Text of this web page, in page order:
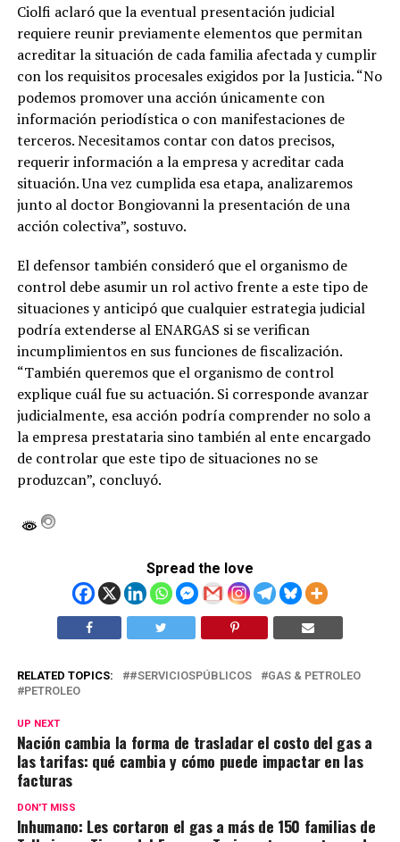
Ciolfi aclaró que la eventual presentación judicial
requiere reunir previamente elementos que permitan
acreditar la situación de cada familia afectada y cumplir
con los requisitos procesales exigidos por la Justicia. “No
podemos promover una acción únicamente con
información periodística o con manifestaciones de
terceros. Necesitamos contar con datos precisos,
requerir información a la empresa y acreditar cada
situación. Una vez cumplida esa etapa, analizaremos
junto al doctor Bongiovanni la presentación de una
acción colectiva”, sostuvo.
El defensor también consideró que el organismo de
control debe asumir un rol activo frente a este tipo de
situaciones y anticipó que cualquier estrategia judicial
podría extenderse al ENARGAS si se verifican
incumplimientos en sus funciones de fiscalización.
“También queremos que el organismo de control
explique cuál fue su actuación. Si corresponde avanzar
judicialmente, esa acción podría comprender no solo a
la empresa prestataria sino también al ente encargado
de controlar que este tipo de situaciones no se
produzcan”, concluyó.
Spread the love
RELATED TOPICS: #SERVICIOSPÚBLICOS
GAS & PETROLEO
PETROLEO
UP NEXT
Nación cambia la forma de trasladar el costo del gas a
las tarifas: qué cambia y cómo puede impactar en las
facturas
DON'T MISS
Inhumano: Les cortaron el gas a más de 150 familias de